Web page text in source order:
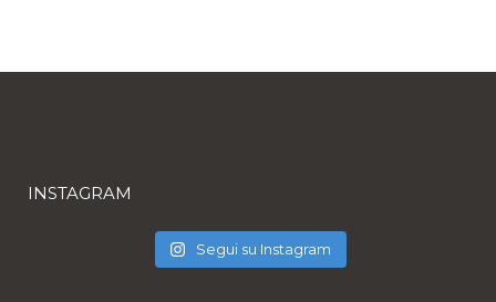
INSTAGRAM
Segui su Instagram